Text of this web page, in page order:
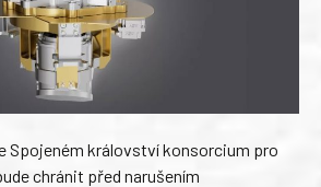
Spojeném království konsorcium pro
chránit před narušením